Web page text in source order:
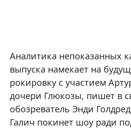
Аналитика непоказанных
выпуска намекает на
рокировку с участием
дочери Глюкозы, пишет в
обозреватель Энди
Галич покинет шоу ради